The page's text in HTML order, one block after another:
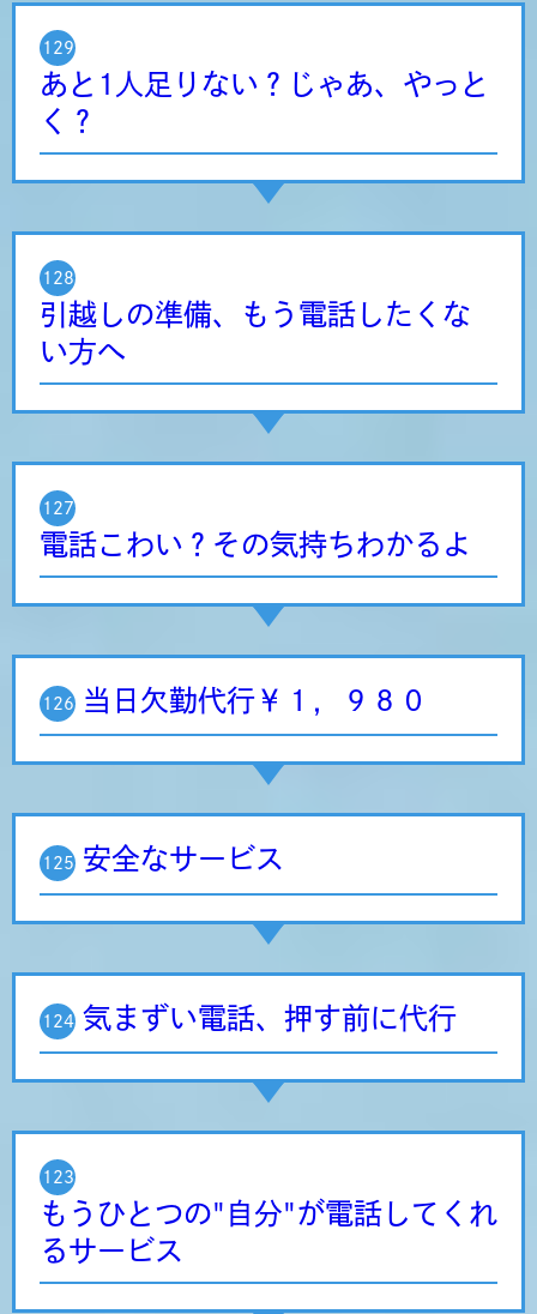
129
あと1人足りない？じゃあ、やっと
く？
128
引越しの準備、もう電話したくな
い方へ
127
電話こわい？その気持ちわかるよ
126 当日欠勤代行￥１，９８０
125 安全なサービス
124 気まずい電話、押す前に代行
123
もうひとつの"自分"が電話してくれ
るサービス